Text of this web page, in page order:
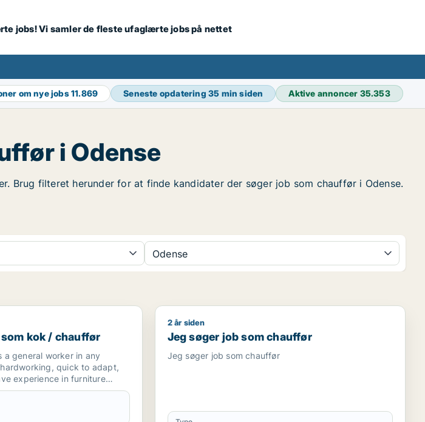
jobs! Vi samler de fleste ufaglærte jobs på nettet
om nye jobs11.869 Seneste opdatering35 min siden Aktive annoncer 35.353
i Odense
Brug filteret herunder for at finde kandidater der søger job som chauffør i Odense.
Odense
kok / chauffør
kok / chauffør
a general worker in any
quick to adapt,
experience in furniture
but I am open to any kind of
Jeg søger job som chauffør
2 år siden
Jeg søger job som chauffør
Jeg søger job som chauffør